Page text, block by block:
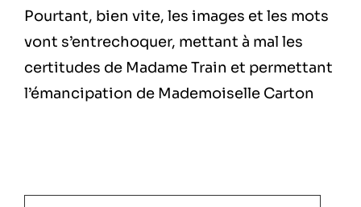
Pourtant, bien vite, les images et les mots
vont s’entrechoquer, mettant à mal les
certitudes de Madame Train et permettant
l’émancipation de Mademoiselle Carton